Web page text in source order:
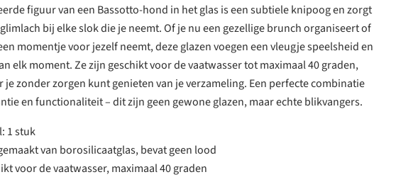
figuur van een Bassotto-hond in het glas is een subtiele knipoog en zorgt
bij elke slok die je neemt. Of je nu een gezellige brunch organiseert of
momentje voor jezelf neemt, deze glazen voegen een vleugje speelsheid en
elk moment. Ze zijn geschikt voor de vaatwasser tot maximaal 40 graden,
je zonder zorgen kunt genieten van je verzameling. Een perfecte combinatie
en functionaliteit – dit zijn geen gewone glazen, maar echte blikvangers.
1 stuk
van borosilicaatglas, bevat geen lood
voor de vaatwasser, maximaal 40 graden